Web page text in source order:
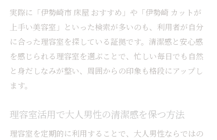
実際に「伊勢崎市 床屋 おすすめ」や「伊勢崎 カットが
上手い美容室」といった検索が多いのも、利用者が自分
に合った理容室を探している証拠です。清潔感と安心感
を感じられる理容室を選ぶことで、忙しい毎日でも自然
と身だしなみが整い、周囲からの印象も格段にアップし
ます。
理容室活用で大人男性の清潔感を保つ方法
理容室を定期的に利用することで、大人男性ならではの